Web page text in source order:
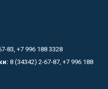
83, +7 996 188 3328
8 (34342) 2-67-87, +7 996 188